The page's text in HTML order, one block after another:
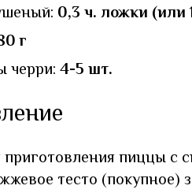
0,3 ч. ложки (или
г
черри:4-5 шт.
пиццы с
тесто (покупное)